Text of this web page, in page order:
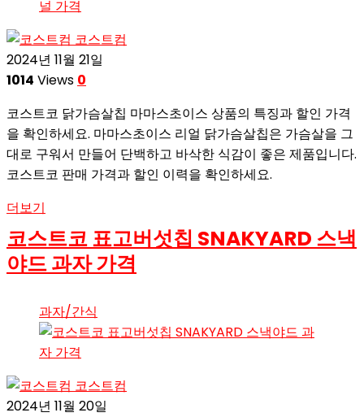
코스트컴
2024년 11월 21일
1014 Views 0
코스트코 닭가슴살칩 마마스초이스 상품의 특징과 할인 가격
을 확인하세요. 마마스초이스 리얼 닭가슴살칩은 가슴살을 그
대로 구워서 만들어 단백하고 바삭한 식감이 좋은 제품입니다.
코스트코 판매 가격과 할인 이력을 확인하세요.
더보기
코스트코 표고버섯칩 SNAKYARD 스낵
야드 과자 가격
과자/간식
코스트컴
2024년 11월 20일